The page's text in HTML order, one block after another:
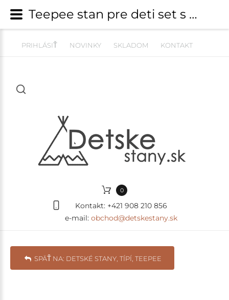
PRIHLÁSIŤ NOVINKY SKLADOM KONTAKT
0
Kontakt: +421 908 210 856
e-mail: obchod@detskestany.sk
SPÄŤ NA: DETSKÉ STANY, TÍPÍ, TEEPEE
Teepee stan pre deti set s príslušenstvom - džungľa s pompoms | Detské stany, típí, teepee | detskestany.sk